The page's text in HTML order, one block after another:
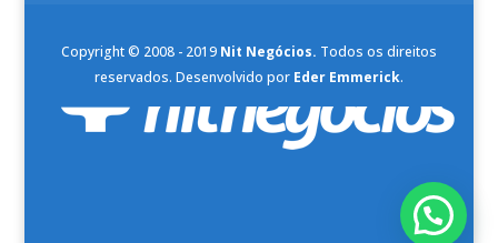
Copyright © 2008 - 2019 Nit Negócios. Todos os direitos
reservados. Desenvolvido por Eder Emmerick.